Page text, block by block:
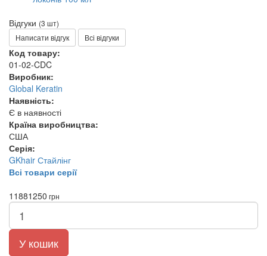
Відгуки (3 шт)
Написати відгук
Всі відгуки
Код товару:
01-02-CDC
Виробник:
Global Keratin
Наявність:
Є в наявності
Країна виробництва:
США
Серія:
GKhair Стайлінг
Всі товари серії
11881250 грн
У кошик